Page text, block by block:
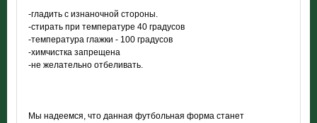
-гладить с изнаночной стороны.
-стирать при температуре 40 градусов
-температура глажки - 100 градусов
-химчистка запрещена
-не желательно отбеливать.
Мы надеемся, что данная футбольная форма станет